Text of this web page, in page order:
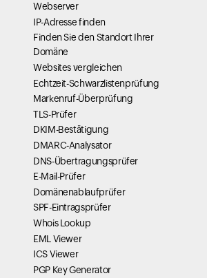
Webserver
IP-Adresse finden
Finden Sie den Standort Ihrer
Domäne
Websites vergleichen
Echtzeit-Schwarzlistenprüfung
Markenruf-Überprüfung
TLS-Prüfer
DKIM-Bestätigung
DMARC-Analysator
DNS-Übertragungsprüfer
E-Mail-Prüfer
Domänenablaufprüfer
SPF-Eintragsprüfer
Whois Lookup
EML Viewer
ICS Viewer
PGP Key Generator